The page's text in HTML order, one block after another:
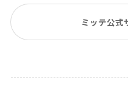
ミッテ公式